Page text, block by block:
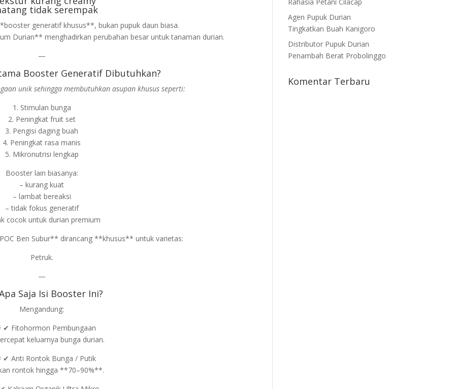
tidak serempak
generatif khusus**, bukan pupuk daun biasa.
Durian** menghadirkan perubahan besar untuk tanaman durian.
—
Booster Generatif Dibutuhkan?
unik sehingga membutuhkan asupan khusus seperti:
1. Stimulan bunga
2. Peningkat fruit set
3. Pengisi daging buah
4. Peningkat rasa manis
5. Mikronutrisi lengkap
Booster lain biasanya:
– kurang kuat
– lambat bereaksi
– tidak fokus generatif
cocok untuk durian premium
Ben Subur** dirancang **khusus** untuk varietas:
Petruk.
—
Saja Isi Booster Ini?
Mengandung:
✔ Fitohormon Pembungaan
keluarnya bunga durian.
✔ Anti Rontok Bunga / Putik
rontok hingga **70–90%**.
Agen Pupuk Durian
Tingkatkan Buah Kanigoro
Distributor Pupuk Durian
Penambah Berat Probolinggo
Komentar Terbaru